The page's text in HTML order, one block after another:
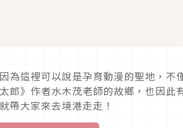
為這裡可以說是孕育動漫的聖地，不
郎》作者水木茂老師的故鄉，也因此
帶大家來去境港走走！